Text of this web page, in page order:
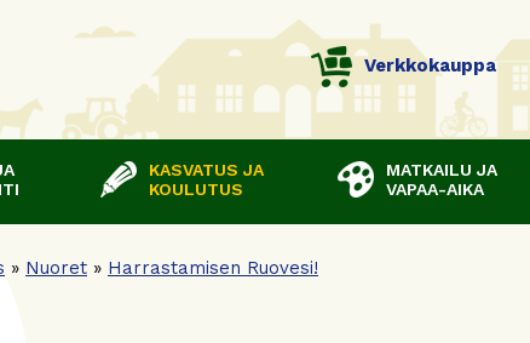
Verkkokauppa
KASVATUS JA
KOULUTUS
MATKAILU JA
VAPAA-AIKA
» Nuoret » Harrastamisen Ruovesi!